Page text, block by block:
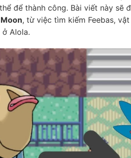
để thành công. Bài viết này sẽ
, từ việc tìm kiếm Feebas,
Alola.